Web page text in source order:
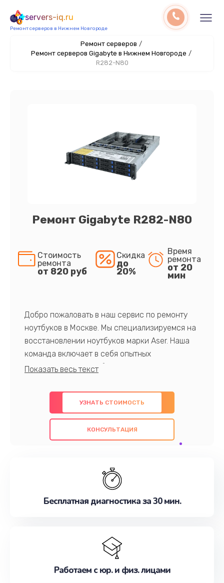
servers-iq.ru
Ремонт серверов в Нижнем Новгороде
Ремонт серверов /
Ремонт серверов Gigabyte в Нижнем Новгороде /
R282-N80
Ремонт Gigabyte R282-N80
Стоимость
ремонта
от 820 руб
Скидка
до
20%
Время
ремонта
от 20
мин
Добро пожаловать в наш сервис по ремонту
ноутбуков в Москве. Мы специализируемся на
восстановлении ноутбуков марки Aser. Наша
команда включает в себя опытных
профессионалов с обширными знаниями и
предлагаем быстрый и качественный ремонт с
использованием оригинальных компонентов, а
также гарантируем качество всех
проведенных работ. Наша цель - предоставить
наилучшим образом. Не медлите записаться на
УЗНАТЬ СТОИМОСТЬ
КОНСУЛЬТАЦИЯ
Бесплатная диагностика за 30 мин.
Работаем с юр. и физ. лицами